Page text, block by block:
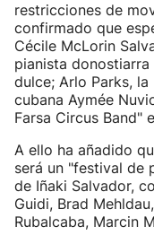
restricciones de
confirmado que
Cécile McLorin
pianista donostiarra
dulce; Arlo Parks, la
cubana Aymée
Farsa Circus Band"
A ello ha añadido
será un "festival de
de Iñaki Salvador,
Guidi, Brad
Rubalcaba, Marcin